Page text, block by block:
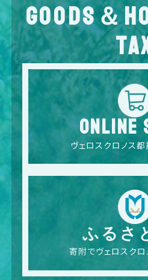
GOODS＆
ONLINE
ヴェロスクロノス
ふるさ
寄附でヴェロスク